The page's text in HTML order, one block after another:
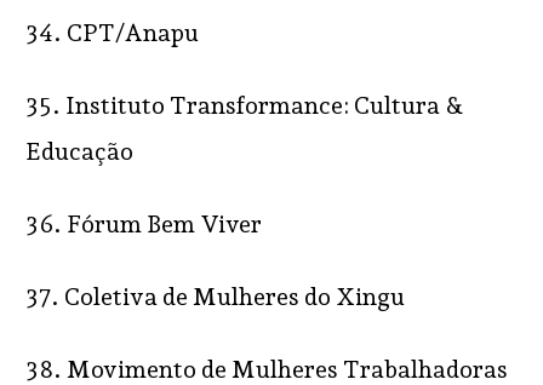
34. CPT/Anapu
35. Instituto Transformance: Cultura &
Educação
36. Fórum Bem Viver
37. Coletiva de Mulheres do Xingu
38. Movimento de Mulheres Trabalhadoras